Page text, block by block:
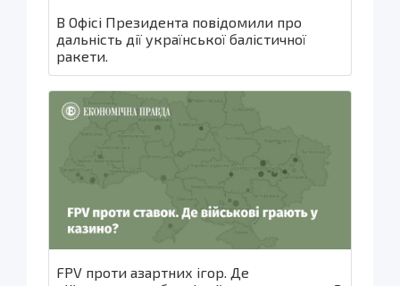
В Офісі Президента повідомили про
дальність дії української балістичної
ракети.
FPV проти азартних ігор. Де